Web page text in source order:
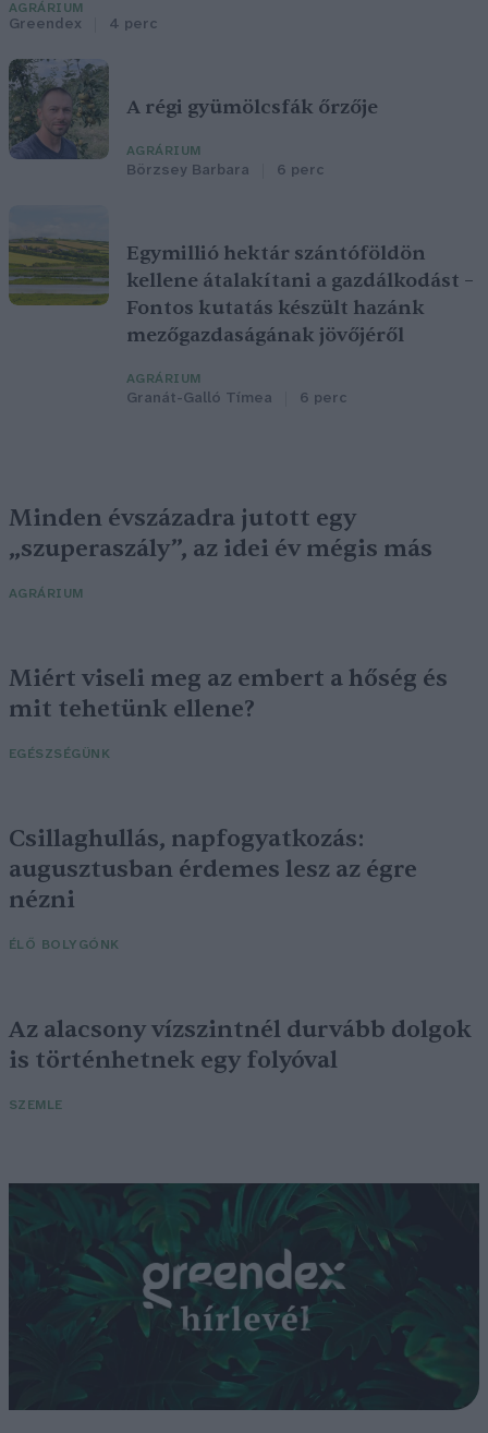
AGRÁRIUM
Greendex 4 perc
A régi gyümölcsfák őrzője
AGRÁRIUM
Börzsey Barbara 6 perc
Egymillió hektár szántóföldön
kellene átalakítani a gazdálkodást –
Fontos kutatás készült hazánk
mezőgazdaságának jövőjéről
AGRÁRIUM
Granát-Galló Tímea 6 perc
Minden évszázadra jutott egy
„szuperaszály”, az idei év mégis más
AGRÁRIUM
Miért viseli meg az embert a hőség és
mit tehetünk ellene?
EGÉSZSÉGÜNK
Csillaghullás, napfogyatkozás:
augusztusban érdemes lesz az égre
nézni
ÉLŐ BOLYGÓNK
Az alacsony vízszintnél durvább dolgok
is történhetnek egy folyóval
SZEMLE